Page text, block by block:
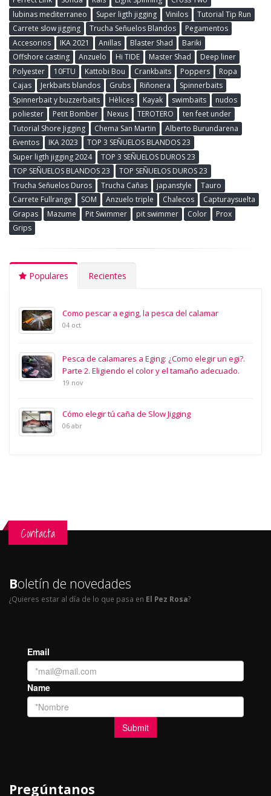
lubinas mediterraneo
Super ligth jigging Vinilos
Tutorial Tip Run
Carrete slow jigging
Trucha Señuelos Blandos
Pegamentos
Accesorios
IKA 2021 Anillas Blaster Shad
Bariki
Offshore casting
Anzuelo Hi TIDE Master Shad
Deep liner
Polyester
10FTU Kattobi Bou Crankbaits Poppers
Ropa
Cajas
Jerkbaits blandos Grubs Riñonera
Spinnerbaits
Spinnerbait y buzzerbaits
Hèlices Kayak swimbaits
nudos
poliester
Petit Bomber Nexus TEROTERO
ten feet under
Tutorial Shore Jigging
Chema San Martin
Alberto Burundarena
Eventos
IKA 2023
TOP 3 SEÑUELOS BLANDOS 23
Super ligth jigging 2024
TOP 3 SEÑUELOS DUROS 23
TOP SEÑUELOS BLANDOS 23
TOP SEÑUELOS DUROS 23
Trucha Señuelos Duros
Trucha Cañas japanstyle
Tauro
Carrete Fullrange
SOM Anzuelo triple Chalecos
Capturaysuelta
Grapas
Mazume Pit Swimmer pit swimmer Color
Prox
Grips
Populares Recientes
Como pescar a eging, la pesca del calamar
04 oct
Pesca de calamares a Eging: ¿Como elegir un egi?.
Parte 2. Eligiendo el color y el tamaño adecuado.
19 nov
Cómo elegir tú caña de Slow Jigging
06 abr
Contacta
Boletín de novedades
¿Quieres estar al día de lo que pasa en El Pez Rosa?
Pregúntanos